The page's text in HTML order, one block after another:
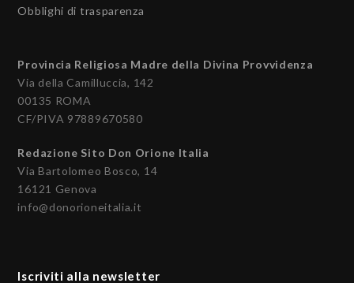
Obblighi di trasparenza
Provincia Religiosa Madre della Divina Provvidenza
Via della Camilluccia, 142
00135 ROMA
CF/PIVA 97889670580
Redazione Sito Don Orione Italia
Via Bartolomeo Bosco, 14
16121 Genova
info@donorioneitalia.it
Iscriviti alla newsletter